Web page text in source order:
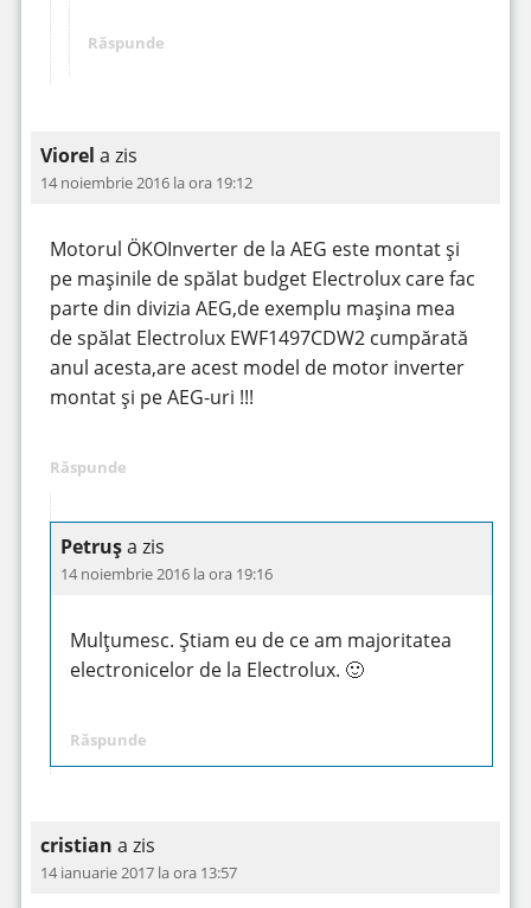
Răspunde
Viorel a zis
14 noiembrie 2016 la ora 19:12
Motorul ÖKOInverter de la AEG este montat și
pe mașinile de spălat budget Electrolux care fac
parte din divizia AEG,de exemplu mașina mea
de spălat Electrolux EWF1497CDW2 cumpărată
anul acesta,are acest model de motor inverter
montat și pe AEG-uri !!!
Răspunde
Petrușa zis
14 noiembrie 2016 la ora 19:16
Mulțumesc. Știam eu de ce am majoritatea
electronicelor de la Electrolux. 🙂
Răspunde
cristian a zis
14 ianuarie 2017 la ora 13:57